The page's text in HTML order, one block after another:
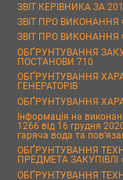
ЗВІТ КЕРІВНИКА ЗА
ЗВІТ ПРО ВИКОНАННЯ
ЗВІТ ПРО ВИКОНАННЯ
ОБҐРУНТУВАННЯ
ПОСТАНОВИ 710
ОБҐРУНТУВАННЯ
ГЕНЕРАТОРІВ
ОБҐРУНТУВАННЯ
Інформація на
1266 від 16 грудня
гаряча вода та
ОБҐРУНТУВАННЯ
ПРЕДМЕТА ЗАКУПІВЛІ
ОБҐРУНТУВАННЯ